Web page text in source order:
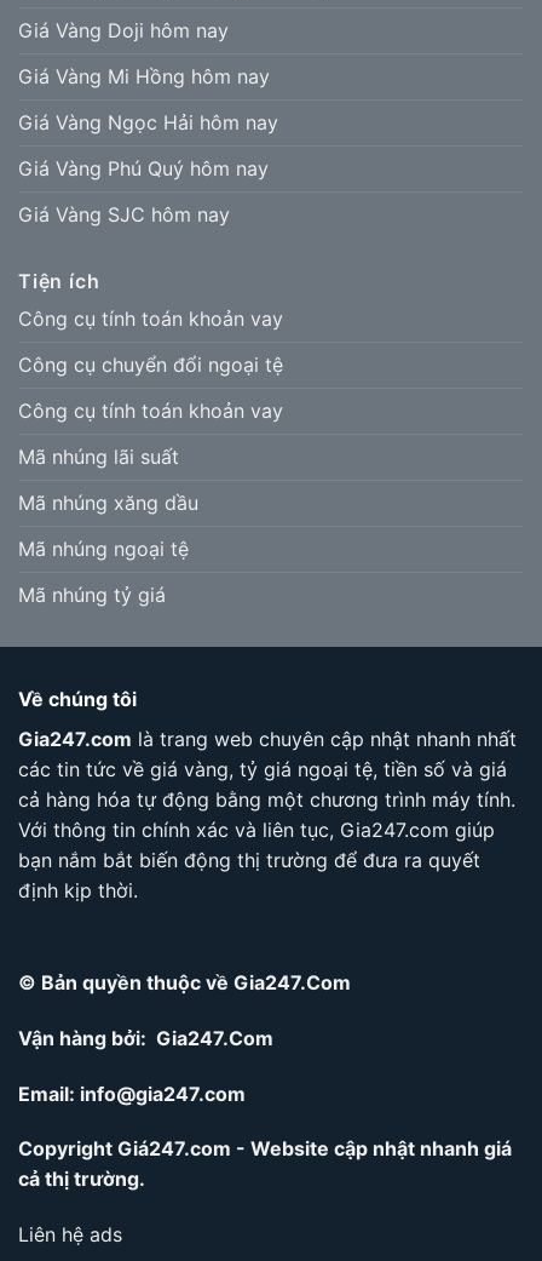
Giá Vàng Doji hôm nay
Giá Vàng Mi Hồng hôm nay
Giá Vàng Ngọc Hải hôm nay
Giá Vàng Phú Quý hôm nay
Giá Vàng SJC hôm nay
Tiện ích
Công cụ tính toán khoản vay
Công cụ chuyển đổi ngoại tệ
Công cụ tính toán khoản vay
Mã nhúng lãi suất
Mã nhúng xăng dầu
Mã nhúng ngoại tệ
Mã nhúng tỷ giá
Về chúng tôi
Gia247.com là trang web chuyên cập nhật nhanh nhất
các tin tức về giá vàng, tỷ giá ngoại tệ, tiền số và giá
cả hàng hóa tự động bằng một chương trình máy tính.
Với thông tin chính xác và liên tục, Gia247.com giúp
bạn nắm bắt biến động thị trường để đưa ra quyết
định kịp thời.
© Bản quyền thuộc về Gia247.Com
Vận hàng bởi: Gia247.Com
Email: info@gia247.com
Copyright Giá247.com - Website cập nhật nhanh giá
cả thị trường.
Liên hệ ads